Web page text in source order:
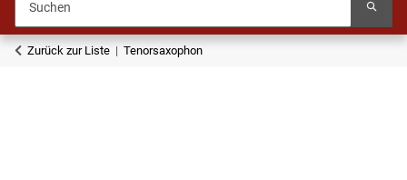
Zurück zur Liste Tenorsaxophon